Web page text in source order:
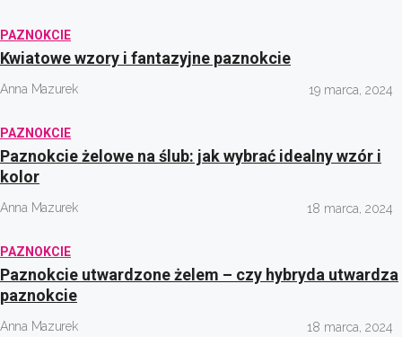
PAZNOKCIE
Kwiatowe wzory i fantazyjne paznokcie
Anna Mazurek 19 marca, 2024
PAZNOKCIE
Paznokcie żelowe na ślub: jak wybrać idealny wzór i
kolor
Anna Mazurek 18 marca, 2024
PAZNOKCIE
Paznokcie utwardzone żelem – czy hybryda utwardza
paznokcie
Anna Mazurek 18 marca, 2024